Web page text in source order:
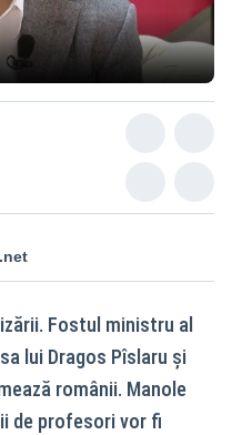
Fostul ministru al
lui Dragos Pîslaru și
românii. Manole
de profesori vor fi